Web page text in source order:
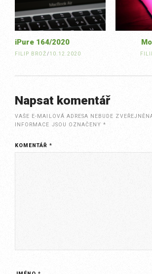
iPure 164/2020
FILIP BROŽ/10.12.2020
Napsat komentář
VAŠE E-MAILOVÁ ADRESA NEBUDE
INFORMACE JSOU OZNAČENY*
KOMENTÁŘ*